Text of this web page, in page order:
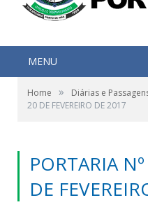
MENU
Home » Diárias e
20 DE FEVEREIRO DE 2017
PORTARIA
DE